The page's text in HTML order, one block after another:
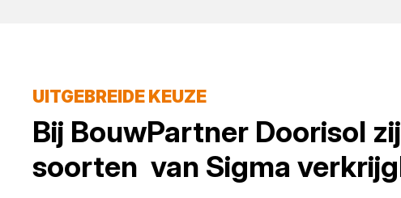
UITGEBREIDE KEUZE
Bij BouwPartner Doorisol
soorten van Sigma